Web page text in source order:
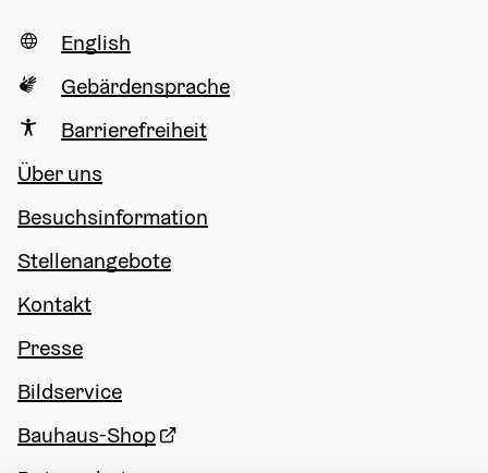
English
Gebärdensprache
Barrierefreiheit
Über uns
Besuchsinformation
Stellenangebote
Kontakt
Presse
Bildservice
Bauhaus-Shop